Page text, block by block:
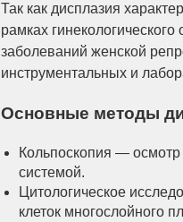
Так как дисплазия
рамках
заболеваний женской
инструментальных и
Основные методы
Кольпоскопия —
системой.
Цитологическое
клеток многослойного